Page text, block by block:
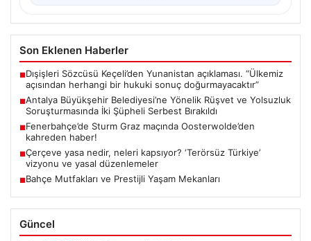
Son Eklenen Haberler
■Dışişleri Sözcüsü Keçeli’den Yunanistan açıklaması. “Ülkemiz
açısından herhangi bir hukuki sonuç doğurmayacaktır”
■Antalya Büyükşehir Belediyesi’ne Yönelik Rüşvet ve Yolsuzluk
Soruşturmasında İki Şüpheli Serbest Bırakıldı
■Fenerbahçe’de Sturm Graz maçında Oosterwolde’den
kahreden haber!
■Çerçeve yasa nedir, neleri kapsıyor? ‘Terörsüz Türkiye’
vizyonu ve yasal düzenlemeler
■Bahçe Mutfakları ve Prestijli Yaşam Mekanları
Güncel